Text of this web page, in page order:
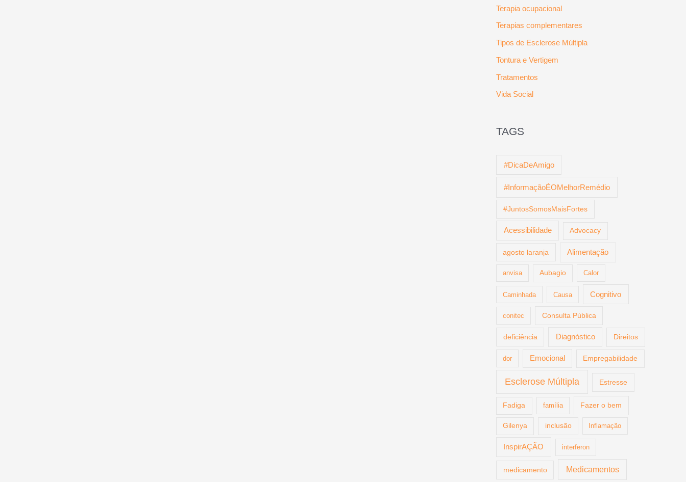
Terapia ocupacional
Terapias complementares
Tipos de Esclerose Múltipla
Tontura e Vertigem
Tratamentos
Vida Social
TAGS
#DicaDeAmigo
#InformaçãoÉOMelhorRemédio
#JuntosSomosMaisFortes
Acessibilidade Advocacy
agosto laranja Alimentação
anvisa Aubagio Calor
Caminhada Causa Cognitivo
conitec Consulta Pública
deficiência Diagnóstico Direitos
dor Emocional Empregabilidade
Esclerose Múltipla Estresse
Fadiga família Fazer o bem
Gilenya inclusão Inflamação
InspirAÇÃO interferon
medicamento Medicamentos